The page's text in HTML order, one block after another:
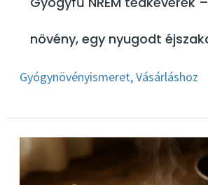
növény, egy nyugodt
Gyógynövényismeret,Vásárláshoz